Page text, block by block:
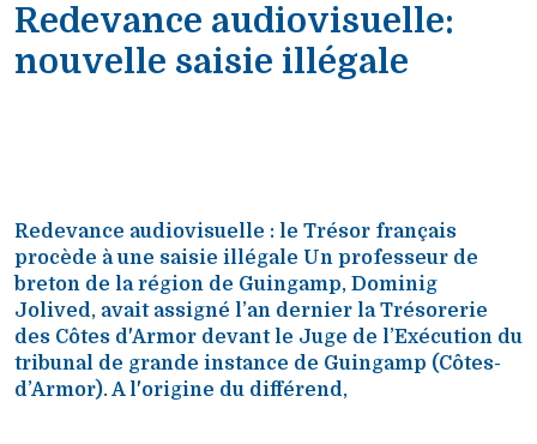
Redevance audiovisuelle:
nouvelle saisie illégale
Redevance audiovisuelle : le Trésor français
procède à une saisie illégale Un professeur de
breton de la région de Guingamp, Dominig
Jolived, avait assigné l’an dernier la Trésorerie
des Côtes d'Armor devant le Juge de l’Exécution du
tribunal de grande instance de Guingamp (Côtes-
d’Armor). A l'origine du différend,